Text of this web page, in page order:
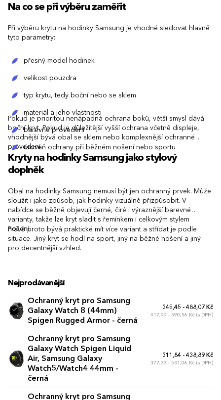
Na co se při výběru zaměřit
Při výběru krytu na hodinky Samsung je vhodné sledovat hlavně
tyto parametry:
přesný model hodinek
velikost pouzdra
typ krytu, tedy boční nebo se sklem
materiál a jeho vlastnosti
barevné provedení
úroveň ochrany při běžném nošení nebo sportu
Pokud je prioritou nenápadná ochrana boků, větší smysl dává
boční kryt. Pokud je důležitější vyšší ochrana včetně displeje,
vhodnější bývá obal se sklem nebo komplexnější ochranné
provedení.
Kryty na hodinky Samsung jako stylový
doplněk
Obal na hodinky Samsung nemusí být jen ochranný prvek. Může
sloužit i jako způsob, jak hodinky vizuálně přizpůsobit. V
nabídce se běžně objevují černé, čiré i výraznější barevné
varianty, takže lze kryt sladit s řemínkem i celkovým stylem
nošení.
Právě proto bývá praktické mít více variant a střídat je podle
situace. Jiný kryt se hodí na sport, jiný na běžné nošení a jiný
pro decentnější vzhled.
Nejprodávanější
Ochranný kryt pro Samsung
Galaxy Watch 8 (44mm)
Spigen Rugged Armor - černá
345,45 - 488,07 Kč
417,99 - 590,56 Kč (s DPH)
Ochranný kryt pro Samsung
Galaxy Watch Spigen Liquid
Air, Samsung Galaxy
Watch5/Watch4 44mm -
černá
311,84 - 438,89 Kč
377,33 - 531,06 Kč (s DPH)
Ochranný kryt pro Samsung